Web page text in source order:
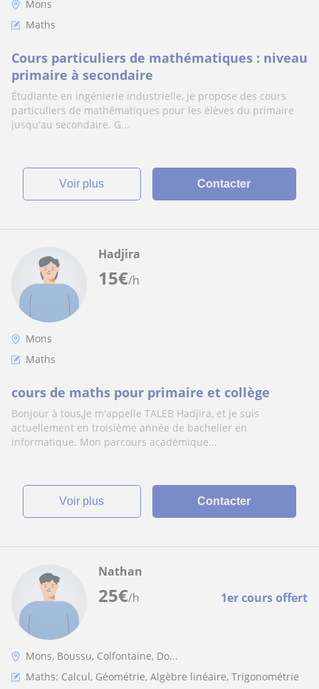
Mons
Maths
Cours particuliers de mathématiques : niveau
primaire à secondaire
Étudiante en ingénierie industrielle, je propose des cours
particuliers de mathématiques pour les élèves du primaire
jusqu'au secondaire. G...
voir plus Contacter
15€/h
Hadjira
Mons
Maths
cours de maths pour primaire et collège
Bonjour à tous,Je m'appelle TALEB Hadjira, et je suis
actuellement en troisième année de bachelier en
informatique. Mon parcours académique...
voir plus Contacter
25€/h 1er cours offert
Nathan
Mons, Boussu, Colfontaine, Do...
Maths: Calcul, Géométrie, Algèbre linéaire, Trigonométrie